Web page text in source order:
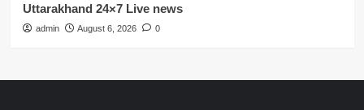
Uttarakhand 24×7 Live news
admin August 6, 2026 0